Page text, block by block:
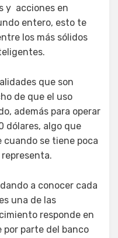
y acciones en
entero, esto te
los más sólidos
que son
de que el uso
además para operar
dólares, algo que
se tiene poca
a conocer cada
una de las
responde en
por parte del banco